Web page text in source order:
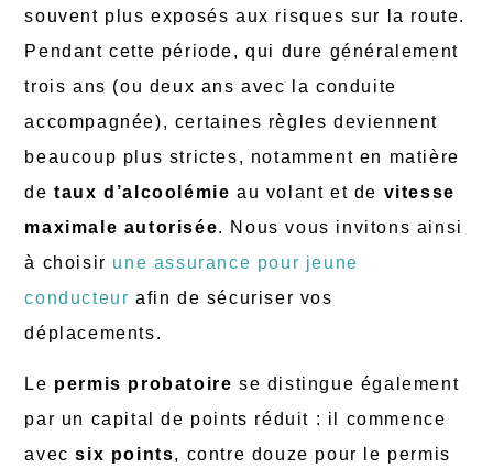
souvent plus exposés aux risques sur la route.
Pendant cette période, qui dure généralement
trois ans (ou deux ans avec la conduite
accompagnée), certaines règles deviennent
beaucoup plus strictes, notamment en matière
detaux d’alcoolémie au volant et de vitesse
maximale autorisée. Nous vous invitons ainsi
à choisir une assurance pour jeune
conducteur afin de sécuriser vos
déplacements.
Le permis probatoire se distingue également
par un capital de points réduit : il commence
avecsix points, contre douze pour le permis